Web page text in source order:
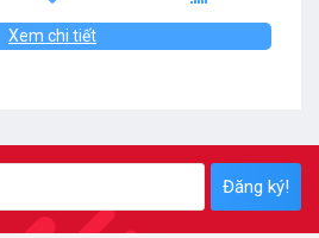
Xem chi tiết
Đăng ký!